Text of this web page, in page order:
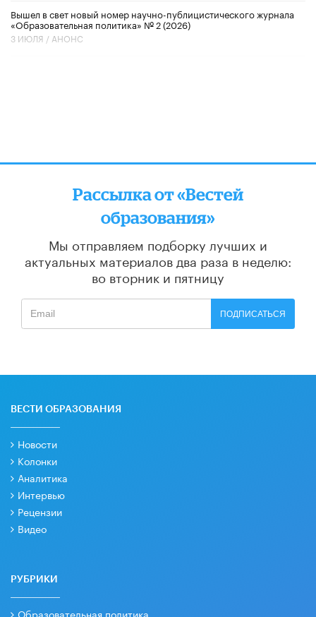
Вышел в свет новый номер научно-публицистического журнала
«Образовательная политика» № 2 (2026)
3 ИЮЛЯ / АНОНС
Рассылка от «Вестей
образования»
Мы отправляем подборку лучших и
актуальных материалов два раза в неделю:
во вторник и пятницу
ПОДПИСАТЬСЯ
ВЕСТИ ОБРАЗОВАНИЯ
Новости
Колонки
Аналитика
Интервью
Рецензии
Видео
РУБРИКИ
Образовательная политика